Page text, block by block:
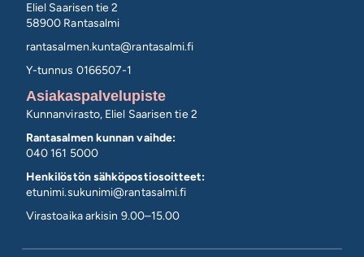
Eliel Saarisen tie 2
58900 Rantasalmi
rantasalmen.kunta@rantasalmi.fi
Y-tunnus 0166507-1
Asiakaspalvelupiste
Kunnanvirasto, Eliel Saarisen tie 2
Rantasalmen kunnan vaihde:
040 161 5000
Henkilöstön sähköpostiosoitteet:
etunimi.sukunimi@rantasalmi.fi
Virastoaika arkisin 9.00–15.00